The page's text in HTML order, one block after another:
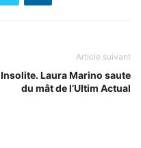
Article suivant
Insolite. Laura Marino saute
du mât de l’Ultim Actual